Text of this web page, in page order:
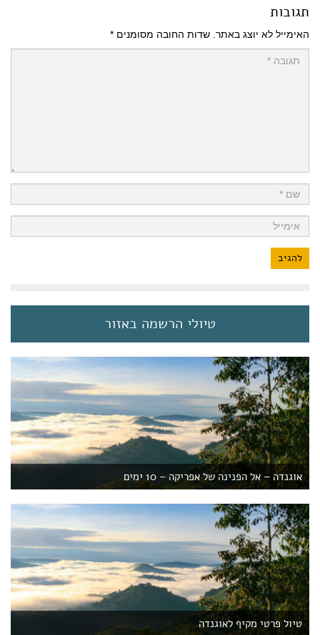
תגובות
האימייל לא יוצג באתר. שדות החובה מסומנים *
טיולי הרשמה באזור
אוגנדה – אל הפנינה של אפריקה – 10 ימים
טיול פרטי מקיף לאוגנדה